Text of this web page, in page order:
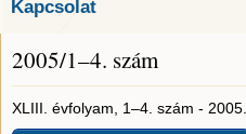
Kapcsolat
2005/1–4. szám
XLIII. évfolyam, 1–4. szám - 2005.